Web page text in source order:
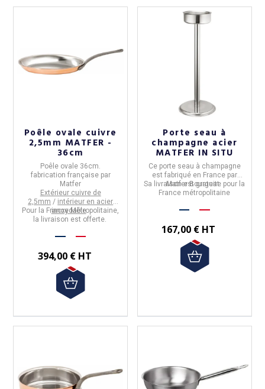
Poêle ovale cuivre
2,5mm MATFER -
36cm
Poêle ovale 36cm.
fabrication française par
Matfer
Extérieur cuivre de
2,5mm / intérieur en acier
inoxydable.
Pour la France Métropolitaine,
la livraison est offerte.
394,00 € HT
Porte seau à
champagne acier
MATFER IN SITU
Ce porte seau à champagne
est fabriqué en France par
Matfer Bourgeat.
Sa livraison est gratuite pour la
France métropolitaine
167,00 € HT